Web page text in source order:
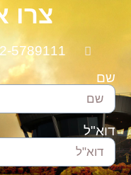
צרו
5789111
שם
דוא"ל